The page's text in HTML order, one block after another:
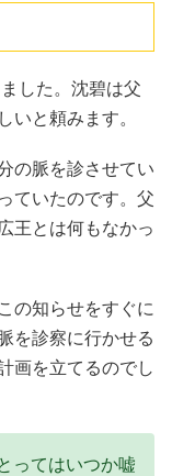
した。沈碧は父
いと頼みます。
の脈を診させてい
ていたのです。父
王とは何もなかっ
の知らせをすぐに
を診察に行かせる
画を立てるのでし
ってはいつか嘘